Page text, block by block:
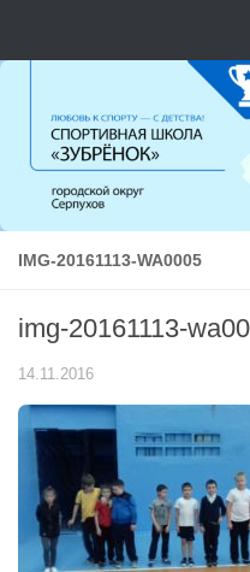
IMG-20161113-WA0005
img-20161113-
14.11.2016